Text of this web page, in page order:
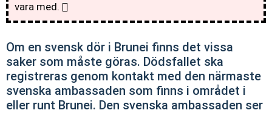
vara med.
Om en svensk dör i Brunei finns det vissa
saker som måste göras. Dödsfallet ska
registreras genom kontakt med den närmaste
svenska ambassaden som finns i området i
eller runt Brunei. Den svenska ambassaden ser